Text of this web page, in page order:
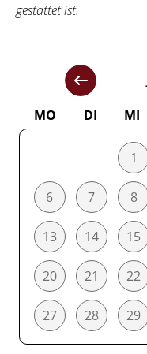
gestattet ist.
MO DI MI
1
6 7 8
13 14 15
20 21 22
27 28 29